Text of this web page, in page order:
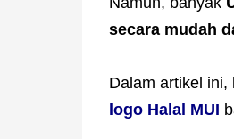
secara mudah
Dalam artikel ini,
logo Halal MUI